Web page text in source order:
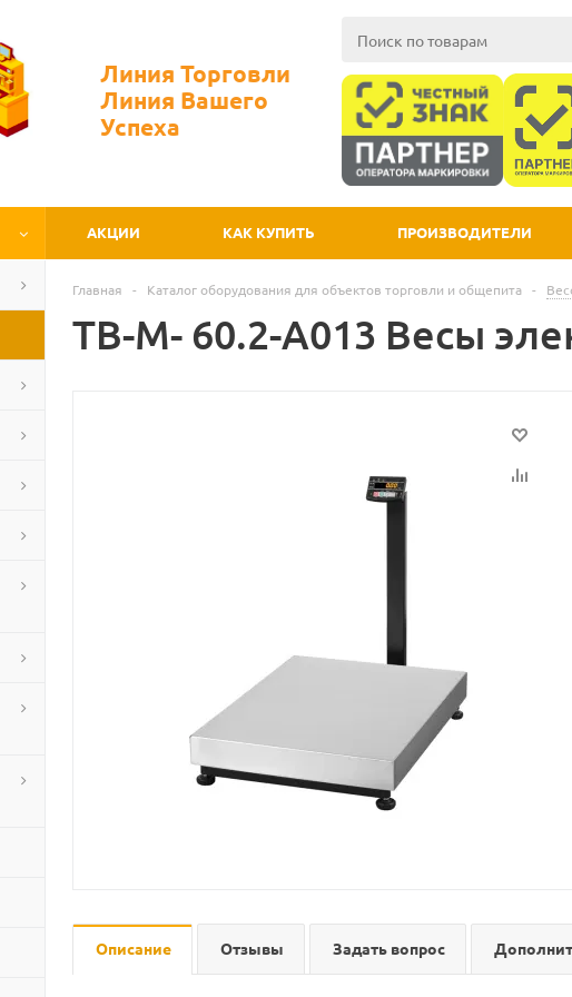
Линия Торговли
Линия Вашего
Успеха
АКЦИИ КАК КУПИТЬ ПРОИЗВОДИТЕЛИ
Главная - Каталог оборудования для объектов торговли и общепита -
TB-M- 60.2-A013 Весы
Описание Отзывы Задать вопрос